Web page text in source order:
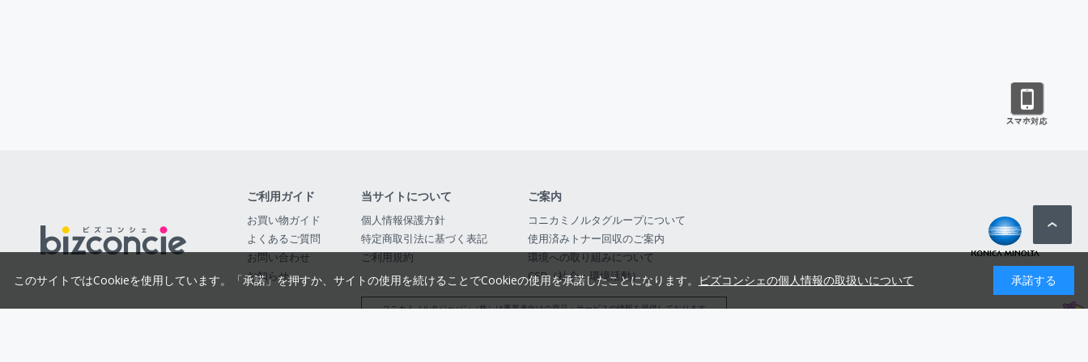
ご利用ガイド
お買い物ガイド
よくあるご質問
お問い合わせ
お知らせ
当サイトについて
個人情報保護方針
特定商取引法に基づく表記
ご利用規約
ご案内
コニカミノルタグループについて
使用済みトナー回収のご案内
環境への取り組みについて
CSR（社会・環境活動）
コニカミノルタジャパン（株）は事業者向けの商品・サービスの情報を提供しております
このサイトではCookieを使用しています。「承諾」を押すか、サイトの使用を続けることでCookieの使用を承諾したことになります。 ビズコンシェの個人情報の取扱いについて 承諾する